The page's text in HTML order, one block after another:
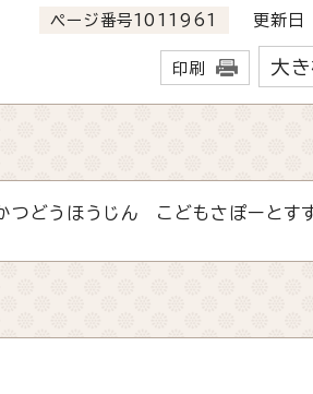
ページ番号1011961 更新日
印刷 大
つどうほうじん こどもさぽーとすず